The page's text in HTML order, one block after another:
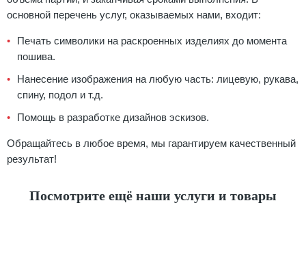
основной перечень услуг, оказываемых нами, входит:
Печать символики на раскроенных изделиях до момента
пошива.
Нанесение изображения на любую часть: лицевую, рукава,
спину, подол и т.д.
Помощь в разработке дизайнов эскизов.
Обращайтесь в любое время, мы гарантируем качественный
результат!
Посмотрите ещё наши услуги и товары